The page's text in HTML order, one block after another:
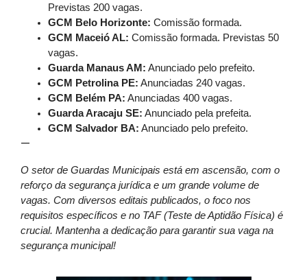
Previstas 200 vagas.
GCM Belo Horizonte: Comissão formada.
GCM Maceió AL: Comissão formada. Previstas 50
vagas.
Guarda Manaus AM: Anunciado pelo prefeito.
GCM Petrolina PE: Anunciadas 240 vagas.
GCM Belém PA: Anunciadas 400 vagas.
Guarda Aracaju SE: Anunciado pela prefeita.
GCM Salvador BA: Anunciado pelo prefeito.
—
O setor de Guardas Municipais está em ascensão, com o
reforço da segurança jurídica e um grande volume de
vagas. Com diversos editais publicados, o foco nos
requisitos específicos e no TAF (Teste de Aptidão Física) é
crucial. Mantenha a dedicação para garantir sua vaga na
segurança municipal!